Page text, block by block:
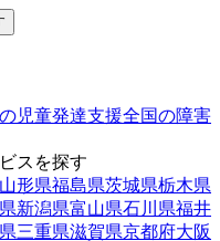
児童発達支援全国の障害
スを探す
山形県福島県茨城県栃木県
新潟県富山県石川県福井
三重県滋賀県京都府大阪